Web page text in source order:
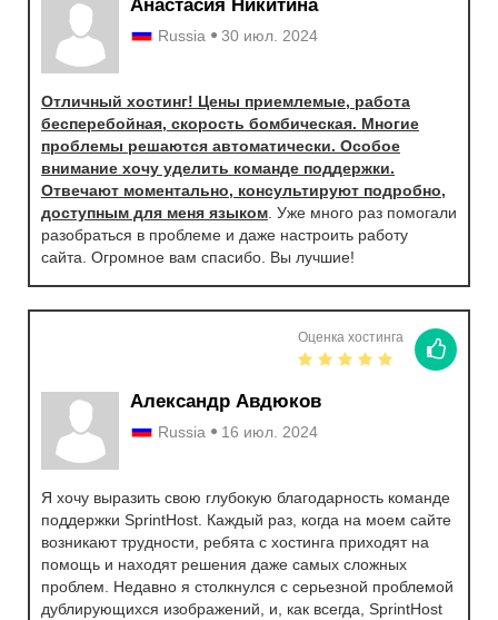
Анастасия Никитина
Russia 30 июл. 2024
Отличный хостинг! Цены приемлемые, работа
бесперебойная, скорость бомбическая. Многие
проблемы решаются автоматически. Особое
внимание хочу уделить команде поддержки.
Отвечают моментально, консультируют подробно,
доступным для меня языком. Уже много раз помогали
разобраться в проблеме и даже настроить работу
сайта. Огромное вам спасибо. Вы лучшие!
Оценка хостинга
Александр Авдюков
Russia 16 июл. 2024
Я хочу выразить свою глубокую благодарность команде
поддержки SprintHost. Каждый раз, когда на моем сайте
возникают трудности, ребята с хостинга приходят на
помощь и находят решения даже самых сложных
проблем. Недавно я столкнулся с серьезной проблемой
дублирующихся изображений, и, как всегда, SprintHost